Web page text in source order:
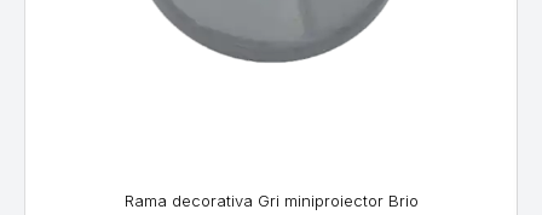
Rama decorativa Gri miniproiector Brio